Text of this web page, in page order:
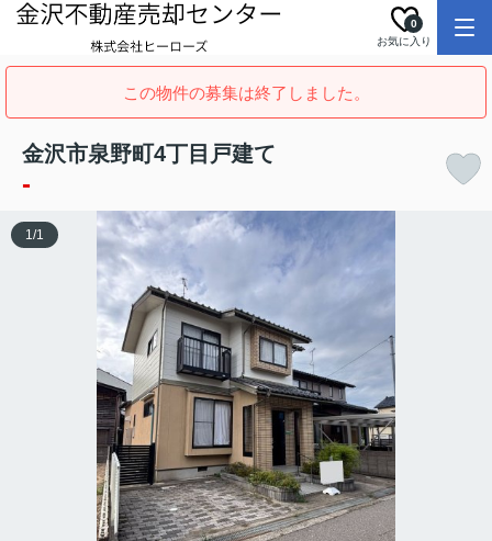
お気に入り
0
この物件の募集は終了しました。
金沢市泉野町4丁目戸建て
-
1/1